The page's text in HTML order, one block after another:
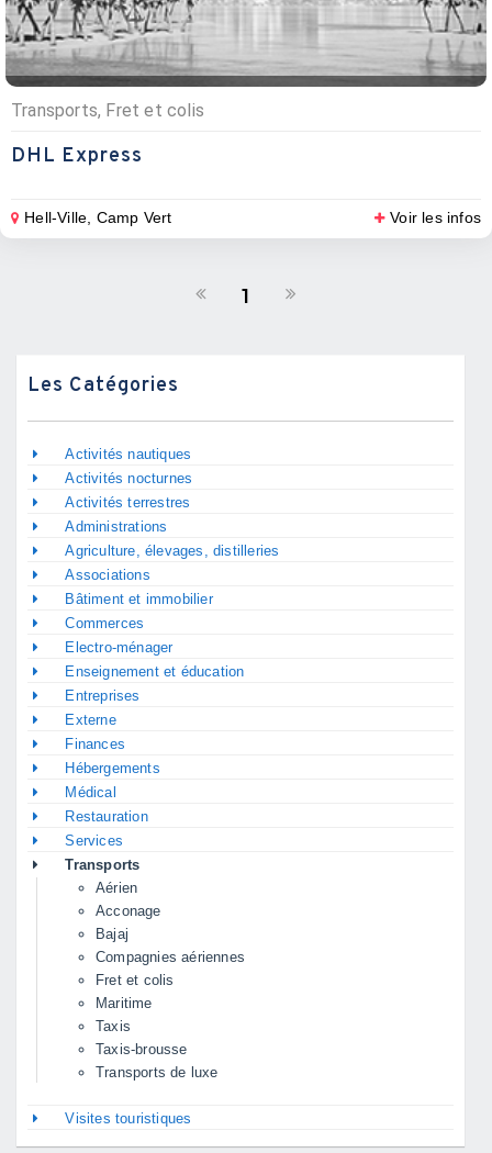
Transports, Fret et colis
DHL Express
Hell-Ville, Camp Vert Voir les infos
1
Les Catégories
Activités nautiques
Activités nocturnes
Activités terrestres
Administrations
Agriculture, élevages, distilleries
Associations
Bâtiment et immobilier
Commerces
Electro-ménager
Enseignement et éducation
Entreprises
Externe
Finances
Hébergements
Médical
Restauration
Services
Transports
Aérien
Acconage
Bajaj
Compagnies aériennes
Fret et colis
Maritime
Taxis
Taxis-brousse
Transports de luxe
Visites touristiques